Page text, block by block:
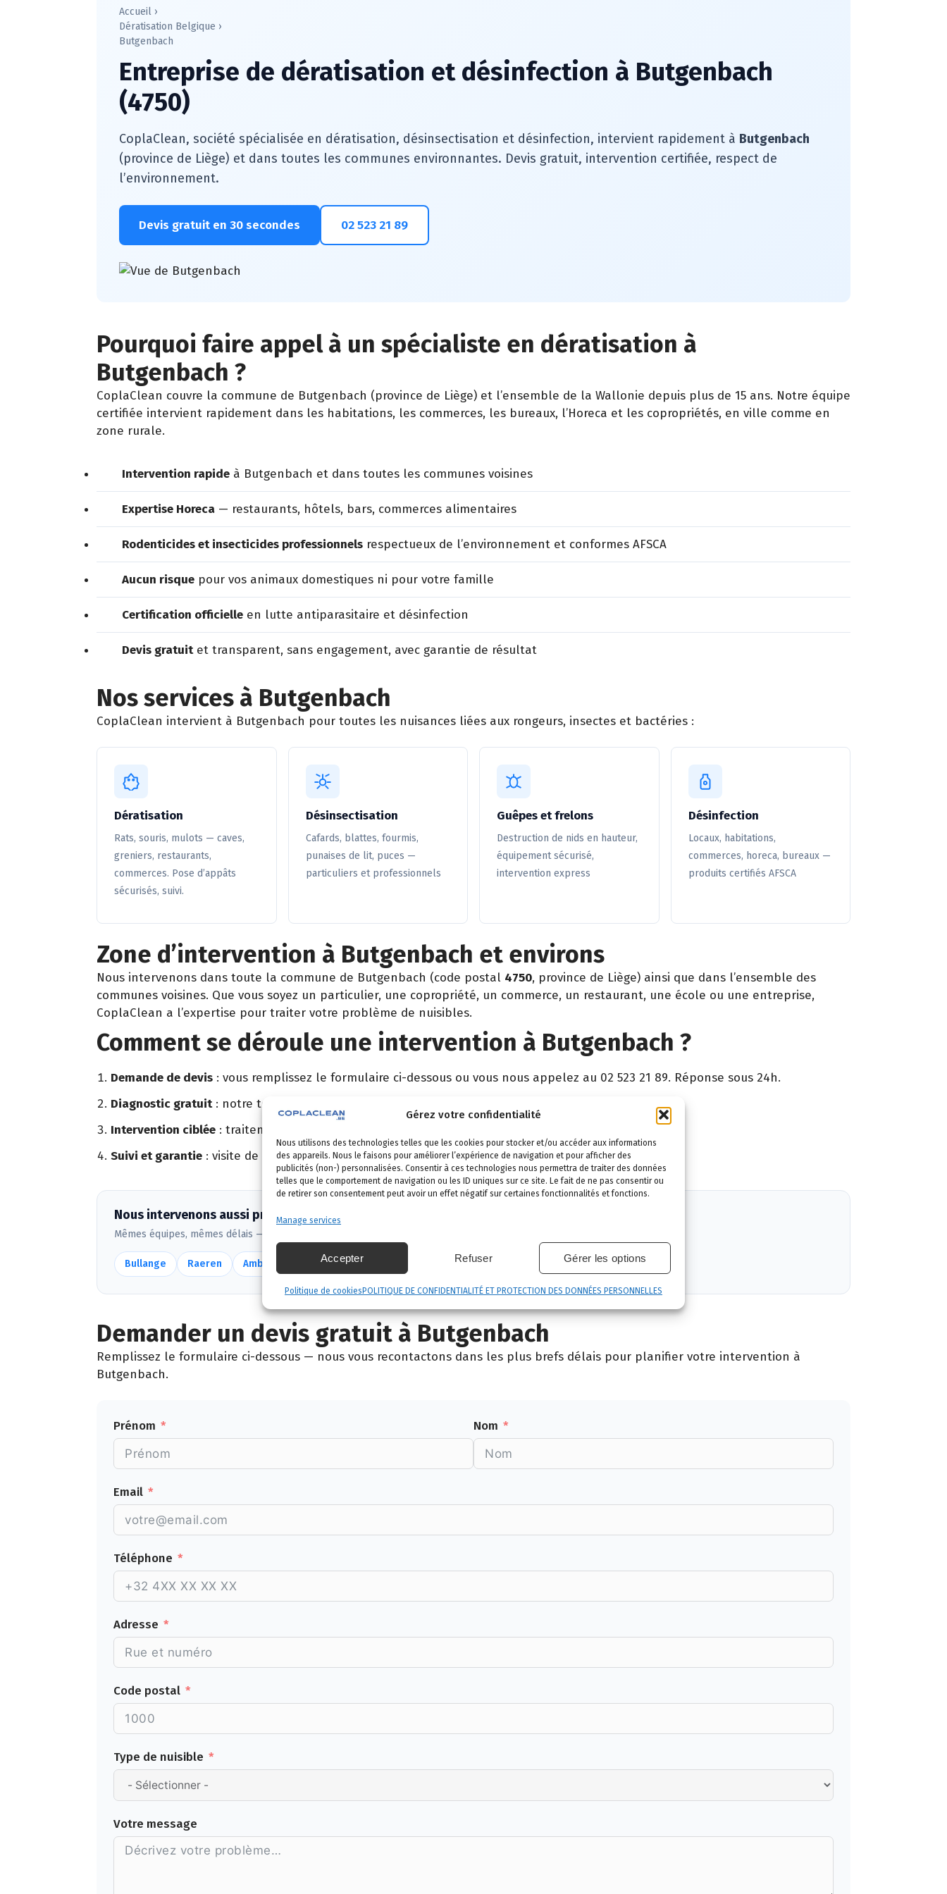
Gérez votre confidentialité
Nous utilisons des technologies telles que les cookies pour stocker et/ou accéder aux informations
des appareils. Nous le faisons pour améliorer l’expérience de navigation et pour afficher des
publicités (non-) personnalisées. Consentir à ces technologies nous permettra de traiter des données
telles que le comportement de navigation ou les ID uniques sur ce site. Le fait de ne pas consentir ou
de retirer son consentement peut avoir un effet négatif sur certaines fonctionnalités et fonctions.
Manage services
Accepter Refuser Gérer les options
Politique de cookies POLITIQUE DE CONFIDENTIALITÉ ET PROTECTION DES DONNÉES PERSONNELLES
Accueil ›
Dératisation Belgique ›
Butgenbach
Entreprise de dératisation et désinfection à Butgenbach
(4750)
CoplaClean, société spécialisée en dératisation, désinsectisation et désinfection, intervient rapidement à Butgenbach
(province de Liège) et dans toutes les communes environnantes. Devis gratuit, intervention certifiée, respect de
l’environnement.
Devis gratuit en 30 secondes 02 523 21 89
Pourquoi faire appel à un spécialiste en dératisation à
Butgenbach ?
CoplaClean couvre la commune de Butgenbach (province de Liège) et l’ensemble de la Wallonie depuis plus de 15 ans. Notre équipe
certifiée intervient rapidement dans les habitations, les commerces, les bureaux, l’Horeca et les copropriétés, en ville comme en
zone rurale.
Intervention rapide à Butgenbach et dans toutes les communes voisines
Expertise Horeca — restaurants, hôtels, bars, commerces alimentaires
Rodenticides et insecticides professionnels respectueux de l’environnement et conformes AFSCA
Aucun risque pour vos animaux domestiques ni pour votre famille
Certification officielle en lutte antiparasitaire et désinfection
Devis gratuitet transparent, sans engagement, avec garantie de résultat
Nos services à Butgenbach
CoplaClean intervient à Butgenbach pour toutes les nuisances liées aux rongeurs, insectes et bactéries :
Dératisation
Rats, souris, mulots — caves,
greniers, restaurants,
commerces. Pose d’appâts
sécurisés, suivi.
Désinsectisation
Cafards, blattes, fourmis,
punaises de lit, puces —
particuliers et professionnels
Guêpes et frelons
Destruction de nids en hauteur,
équipement sécurisé,
intervention express
Désinfection
Locaux, habitations,
commerces, horeca, bureaux —
produits certifiés AFSCA
Zone d’intervention à Butgenbach et environs
Nous intervenons dans toute la commune de Butgenbach (code postal 4750, province de Liège) ainsi que dans l’ensemble des
communes voisines. Que vous soyez un particulier, une copropriété, un commerce, un restaurant, une école ou une entreprise,
CoplaClean a l’expertise pour traiter votre problème de nuisibles.
Comment se déroule une intervention à Butgenbach ?
Demande de devis : vous remplissez le formulaire ci-dessous ou vous nous appelez au 02 523 21 89. Réponse sous 24h.
Diagnostic gratuit: notre technicien vient identifier la nuisance et son origine.
Intervention ciblée : traitement adapté, produits certifiés, sécurité maximale, discrétion garantie.
Suivi et garantie : visite de contrôle et garantie de résultat.
Nous intervenons aussi près de Butgenbach
Mêmes équipes, mêmes délais — voir
Bullange Raeren Amblève Saint-Vith Lontzen
Demander un devis gratuit à Butgenbach
Remplissez le formulaire ci-dessous — nous vous recontactons dans les plus brefs délais pour planifier votre intervention à
Butgenbach.
Prénom Nom
Email
Téléphone
Adresse
Code postal
Type de nuisible
Votre message